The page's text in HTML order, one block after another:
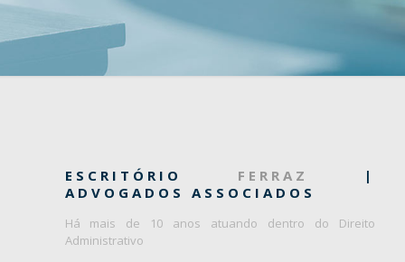
ESCRITÓRIO FERRAZ
|
ADVOGADOS ASSOCIADOS
Há mais de 10 anos atuando dentro do Direito
Administrativo